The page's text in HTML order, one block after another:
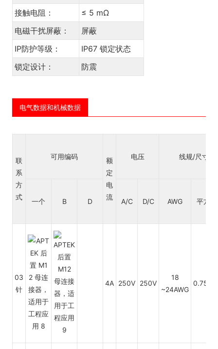
接触电阻：
≤ 5 mΩ
电磁干扰屏蔽：
屏蔽
IP防护等级：
IP67 锁定状态
锁定设计：
防震
电气数据和机械数据
联
系
方
式
可用编码
额
定
电
流
电压 线规/尺寸
一个 B D A/C D/C AWG 平方
03
针
4A 250V 250V
18
~24AWG